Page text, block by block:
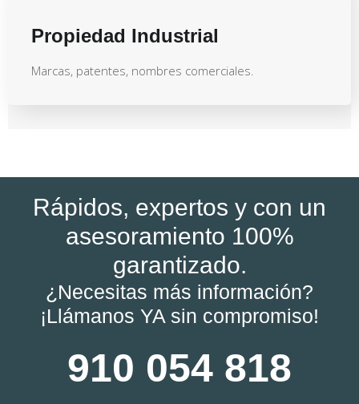
Propiedad Industrial
Marcas, patentes, nombres comerciales.
Rápidos, expertos y con un
asesoramiento 100%
garantizado.
¿Necesitas más información?
¡Llámanos YA sin compromiso!
910 054 818